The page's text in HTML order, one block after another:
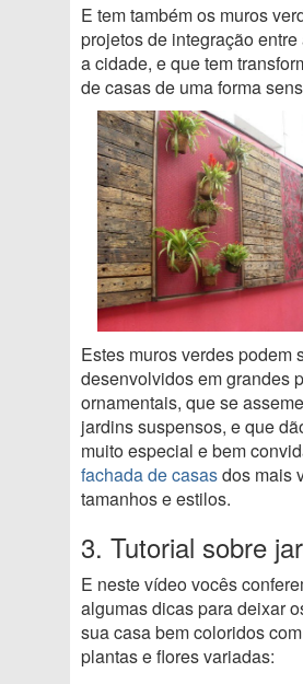
E tem também os muros
projetos de integração
a cidade, e que tem
de casas de uma forma
Estes muros verdes podem
desenvolvidos em grandes
ornamentais, que se
jardins suspensos, e que
muito especial e bem
fachada de casasdos mais
tamanhos e estilos.
3. Tutorial sobre
E neste vídeo vocês
algumas dicas para deixar
sua casa bem coloridos
plantas e flores variadas: